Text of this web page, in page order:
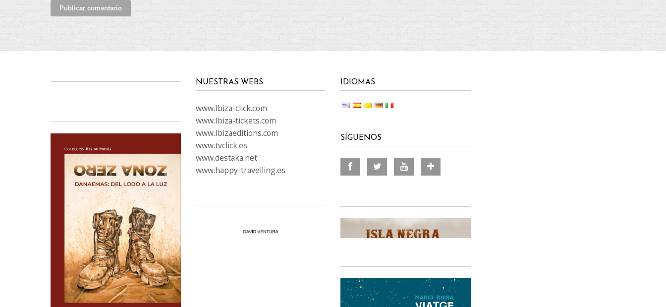
NUESTRAS WEBS
www.Ibiza-click.com
www.Ibiza-tickets.com
www.Ibizaeditions.com
www.tvclick.es
www.destaka.net
www.happy-travelling.es
IDIOMAS
SÍGUENOS